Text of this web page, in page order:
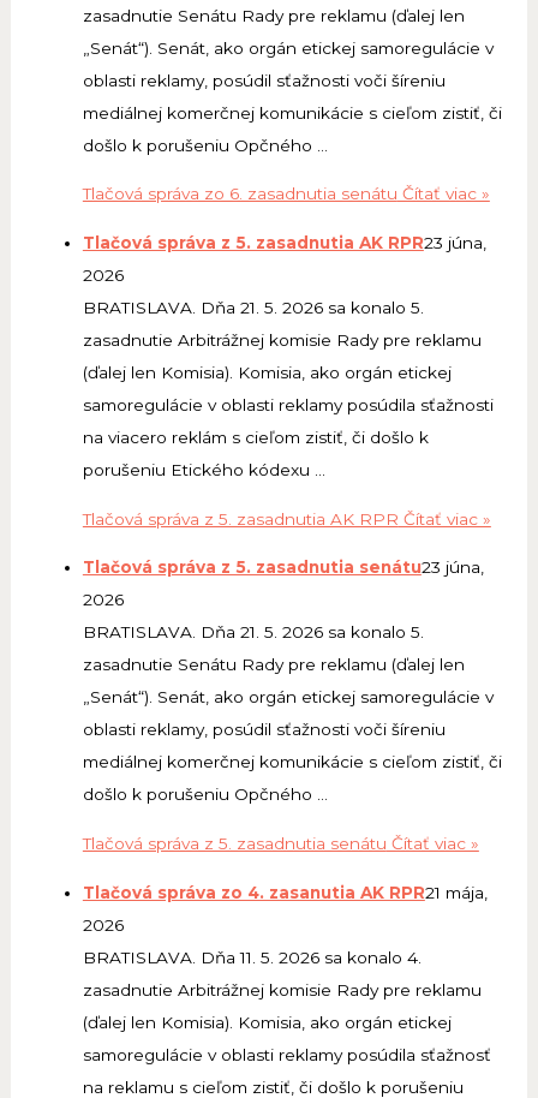
zasadnutie Senátu Rady pre reklamu (ďalej len
„Senát“). Senát, ako orgán etickej samoregulácie v
oblasti reklamy, posúdil sťažnosti voči šíreniu
mediálnej komerčnej komunikácie s cieľom zistiť, či
došlo k porušeniu Opčného …
Tlačová správa zo 6. zasadnutia senátu Čítať viac »
Tlačová správa z 5. zasadnutia AK RPR23 júna,
2026
BRATISLAVA. Dňa 21. 5. 2026 sa konalo 5.
zasadnutie Arbitrážnej komisie Rady pre reklamu
(ďalej len Komisia). Komisia, ako orgán etickej
samoregulácie v oblasti reklamy posúdila sťažnosti
na viacero reklám s cieľom zistiť, či došlo k
porušeniu Etického kódexu …
Tlačová správa z 5. zasadnutia AK RPR Čítať viac »
Tlačová správa z 5. zasadnutia senátu23 júna,
2026
BRATISLAVA. Dňa 21. 5. 2026 sa konalo 5.
zasadnutie Senátu Rady pre reklamu (ďalej len
„Senát“). Senát, ako orgán etickej samoregulácie v
oblasti reklamy, posúdil sťažnosti voči šíreniu
mediálnej komerčnej komunikácie s cieľom zistiť, či
došlo k porušeniu Opčného …
Tlačová správa z 5. zasadnutia senátu Čítať viac »
Tlačová správa zo 4. zasanutia AK RPR21 mája,
2026
BRATISLAVA. Dňa 11. 5. 2026 sa konalo 4.
zasadnutie Arbitrážnej komisie Rady pre reklamu
(ďalej len Komisia). Komisia, ako orgán etickej
samoregulácie v oblasti reklamy posúdila sťažnosť
na reklamu s cieľom zistiť, či došlo k porušeniu